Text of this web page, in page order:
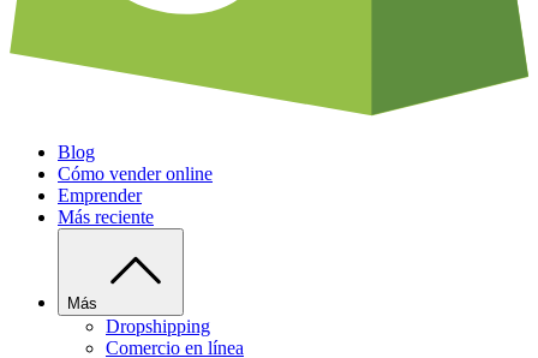
Blog
Cómo vender online
Emprender
Más reciente
Más
Dropshipping
Comercio en línea